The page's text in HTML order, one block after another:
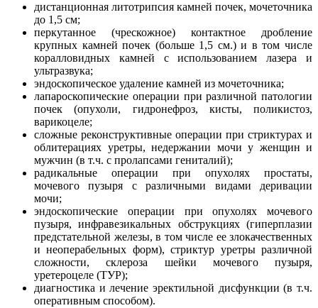
дистанционная литотрипсия камней почек, мочеточника
до 1,5 см;
перкутанное (чрескожное) контактное дробление
крупных камней почек (больше 1,5 см.) и в том числе
коралловидных камней с использованием лазера и
ультразвука;
эндоскопическое удаление камней из мочеточника;
лапароскопические операции при различной патологии
почек (опухоли, гидронефроз, кисты, поликистоз,
варикоцеле;
сложные реконструктивные операции при стриктурах и
облитерациях уретры, недержании мочи у женщин и
мужчин (в т.ч. с пролапсами гениталий);
радикальные операции при опухолях простаты,
мочевого пузыря с различными видами деривации
мочи;
эндоскопические операции при опухолях мочевого
пузыря, инфравезикальных обструкциях (гиперплазии
предстательной железы, в том числе ее злокачественных
и неоперабельных форм), стриктур уретры различной
сложности, склероза шейки мочевого пузыря,
уретероцеле (ТУР);
диагностика и лечение эректильной дисфункции (в т.ч.
оперативным способом).